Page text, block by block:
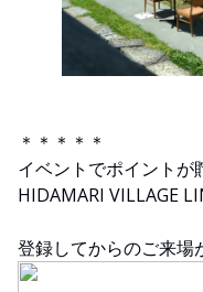
＊＊＊＊＊
イベントでポイントが
HIDAMARI VILLAGE
登録してからのご来場